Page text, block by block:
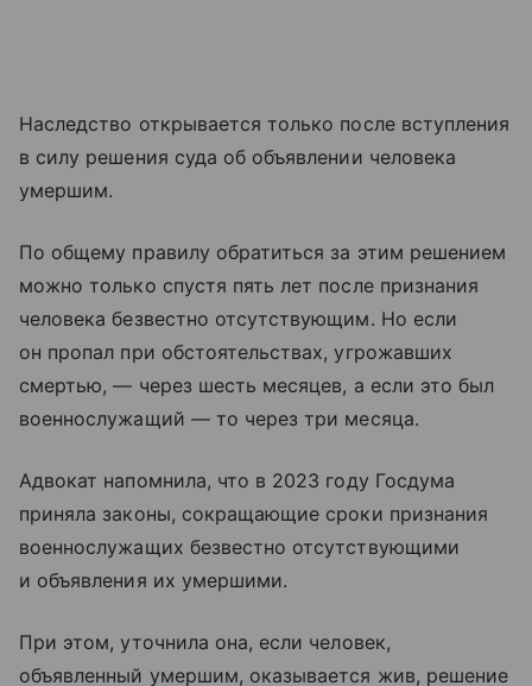
Наследство открывается только после вступления
в силу решения суда об объявлении человека
умершим.
По общему правилу обратиться за этим решением
можно только спустя пять лет после признания
человека безвестно отсутствующим. Но если
он пропал при обстоятельствах, угрожавших
смертью, — через шесть месяцев, а если это был
военнослужащий — то через три месяца.
Адвокат напомнила, что в 2023 году Госдума
приняла законы, сокращающие сроки признания
военнослужащих безвестно отсутствующими
и объявления их умершими.
При этом, уточнила она, если человек,
объявленный умершим, оказывается жив, решение